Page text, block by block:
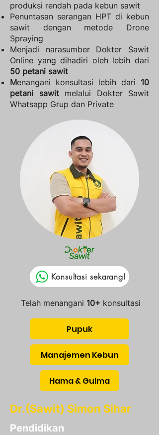
produksi rendah pada kebun sawit
Penuntasan serangan HPT di kebun
sawit dengan metode Drone
Spraying
Menjadi narasumber Dokter Sawit
Online yang dihadiri oleh lebih dari
50 petani sawit
Menangani konsultasi lebih dari 10
petani sawit melalui Dokter Sawit
Whatsapp Grup dan Private
Konsultasi sekarang!
Telah menangani 10+ konsultasi
Pupuk
Manajemen Kebun
Hama & Gulma
Dr.(Sawit) Simon Sihar
Pendidikan